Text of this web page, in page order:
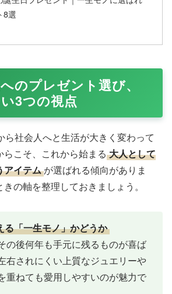
8選
のプレゼント選び、
3つの視点
ら社会人へと生活が大きく変わって
こそ、これから始まる 大人として
アイテム が選ばれる傾向がありま
の軸を整理しておきましょう。
る「一生モノ」かどうか
の後何年も手元に残るものが喜ば
右されにくい上質なジュエリーや
重ねても愛用しやすいのが魅力で